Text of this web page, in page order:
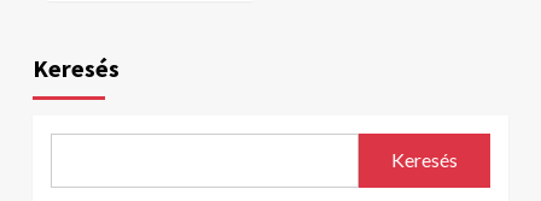
Keresés
Keresés